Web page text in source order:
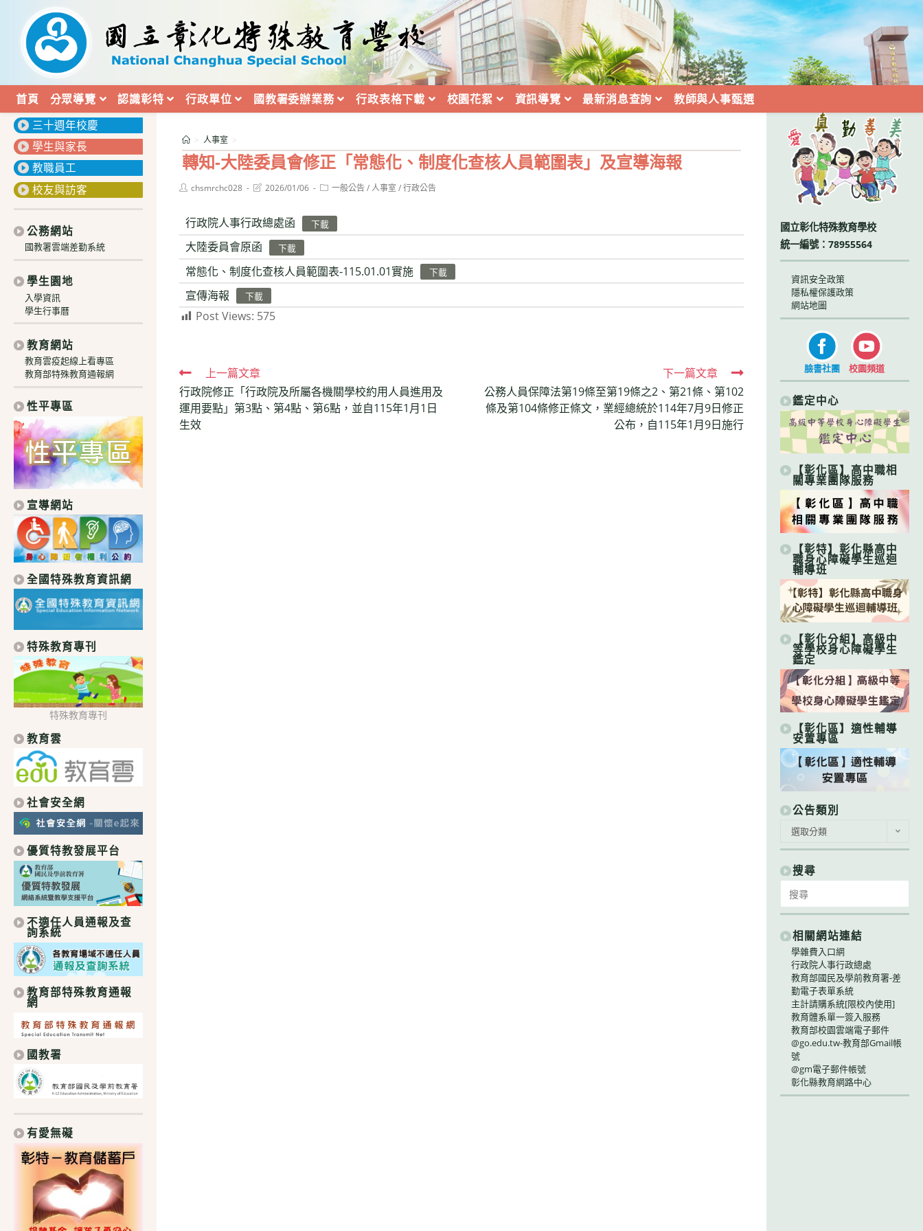
內
首頁 分眾導覽 認識彰特 行政單位 國教署委辦業務 行政表格下載 校園花絮 資訊導覽 最新消息查詢 教師與人事甄選
轉知-大陸委員會修正「常態化、制度化查核人員範圍表」及宣導海報
> 人事室 >
Postchsmrchc028
Post2026/01/06
Post一般公告 / 人事室 / 行政公告
行政院人事行政總處函 下載
大陸委員會原函 下載
常態化、制度化查核人員範圍表-115.01.01實施 下載
宣傳海報 下載
Post Views: 575
Read
more
articles
上一篇文章
行政院修正「行政院及所屬各機關學校約用人員進用及
運用要點」第3點、第4點、第6點，並自115年1月1日
生效
下一篇文章
公務人員保障法第19條至第19條之2、第21條、第102
條及第104條修正條文，業經總統於114年7月9日修正
公布，自115年1月9日施行
:::
三十週年校慶
學生與家長
教職員工
校友與訪客
公務網站
國教署雲端差勤系統
學生園地
入學資訊
學生行事曆
教育網站
教育雲疫起線上看專區
教育部特殊教育通報網
性平專區
宣導網站
全國特殊教育資訊網
特殊教育專刊
特殊教育專刊
教育雲
社會安全網
優質特教發展平台
不適任人員通報及查
詢系統
教育部特殊教育通報
網
國教署
有愛無礙
國立彰化特殊教育學校
統一編號：78955564
資訊安全政策
隱私權保護政策
網站地圖
臉書社團 校園頻道
鑑定中心
【彰化區】高中職相
關專業團隊服務
【彰特】彰化縣高中
職身心障礙學生巡迴
輔導班
【彰化分組】高級中
等學校身心障礙學生
鑑定
【彰化區】適性輔導
安置專區
公告類別
類
別
選取分類
搜尋
for:
相關網站連結
學雜費入口網
行政院人事行政總處
教育部國民及學前教育署-差
勤電子表單系統
主計請購系統[限校內使用]
教育體系單一簽入服務
教育部校園雲端電子郵件
@go.edu.tw-教育部Gmail帳
號
@gm電子郵件帳號
彰化縣教育網路中心